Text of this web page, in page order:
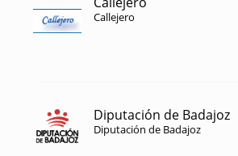
Callejero
Diputación de Badajoz
Diputación de Badajoz